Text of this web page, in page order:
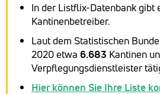
In der Listflix-Datenbank gibt
Kantinenbetreiber.
Laut dem Statistischen
2020 etwa 6.683 Kantinen
Verpflegungsdienstleister
Hier können Sie Ihre Liste